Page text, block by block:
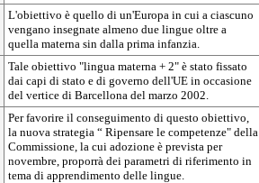
L'obiettivo è quello di un'Europa in cui a ciascuno
vengano insegnate almeno due lingue oltre a
quella materna sin dalla prima infanzia.
Tale obiettivo "lingua materna + 2" è stato fissato
dai capi di stato e di governo dell'UE in occasione
del vertice di Barcellona del marzo 2002.
Per favorire il conseguimento di questo obiettivo,
la nuova strategia “ Ripensare le competenze" della
Commissione, la cui adozione è prevista per
novembre, proporrà dei parametri di riferimento in
tema di apprendimento delle lingue.